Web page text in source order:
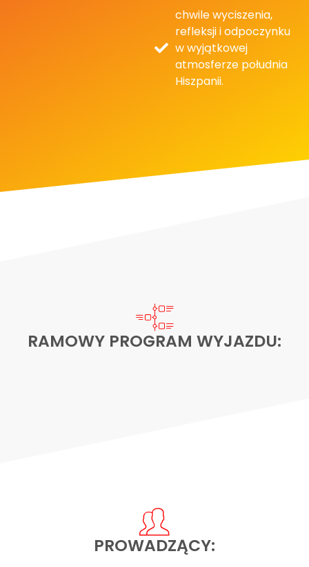
chwile wyciszenia,
refleksji i odpoczynku
w wyjątkowej
atmosferze południa
Hiszpanii.
RAMOWY PROGRAM WYJAZDU:
PROWADZĄCY: